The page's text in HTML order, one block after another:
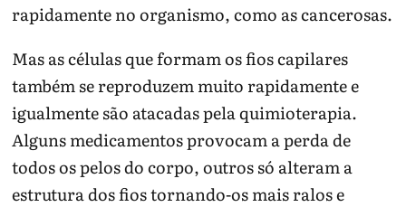
rapidamente no organismo, como as cancerosas.
Mas as células que formam os fios capilares
também se reproduzem muito rapidamente e
igualmente são atacadas pela quimioterapia.
Alguns medicamentos provocam a perda de
todos os pelos do corpo, outros só alteram a
estrutura dos fios tornando-os mais ralos e